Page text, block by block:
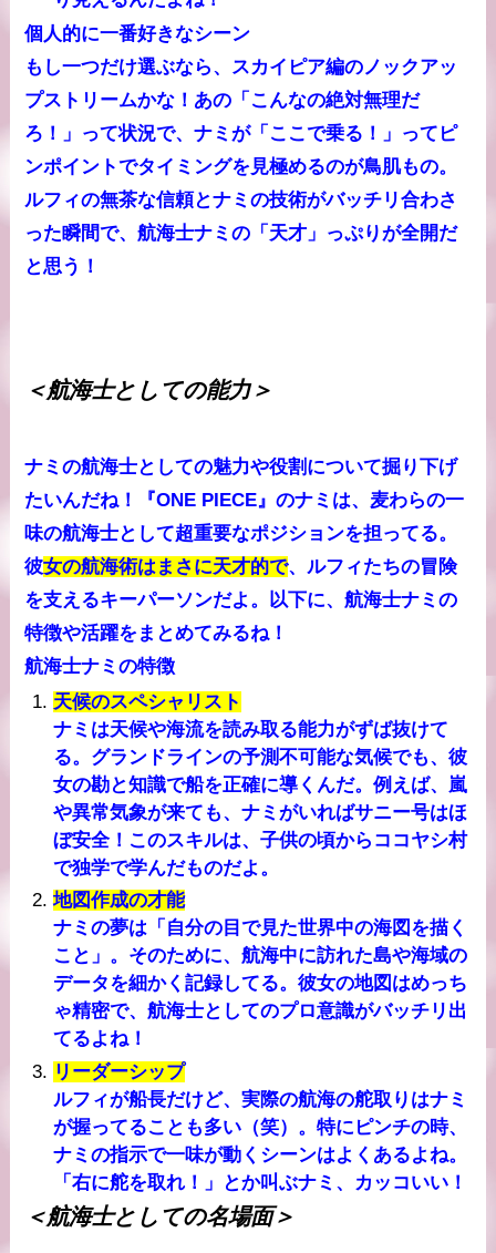
個人的に一番好きなシーン
もし一つだけ選ぶなら、 スカイピア編のノックアッ
プストリームかな！あの「こんなの絶対無理だ
ろ！」って状況で、ナミが「ここで乗る！」ってピ
ンポイントでタイミングを見極めるのが鳥肌もの。
ルフィの無茶な信頼とナミの技術がバッチリ合わさ
った瞬間で、航海士ナミの「天才」っぷりが全開だ
と思う！
＜航海士としての能力＞
ナミの航海士としての魅力や役割について掘り下げ
たいんだね！『ONE PIECE』のナミは、麦わらの一
味の航海士として超重要なポジションを担ってる。
彼女の航海術はまさに天才的で、ルフィたちの冒険
を支えるキーパーソンだよ。以下に、航海士ナミの
特徴や活躍をまとめてみるね！
航海士ナミの特徴
天候のスペシャリスト
ナミは天候や海流を読み取る能力がずば抜けて
る。グランドラインの予測不可能な気候でも、彼
女の勘と知識で船を正確に導くんだ。例えば、嵐
や異常気象が来ても、ナミがいればサニー号はほ
ぼ安全！このスキルは、子供の頃からココヤシ村
で独学で学んだものだよ。
地図作成の才能
ナミの夢は「自分の目で見た世界中の海図を描く
こと」。そのために、航海中に訪れた島や海域の
データを細かく記録してる。彼女の地図はめっち
ゃ精密で、航海士としてのプロ意識がバッチリ出
てるよね！
リーダーシップ
ルフィが船長だけど、実際の航海の舵取りはナミ
が握ってることも多い（笑）。特にピンチの時、
ナミの指示で一味が動くシーンはよくあるよね。
「右に舵を取れ！」とか叫ぶナミ、カッコいい！
＜航海士としての名場面＞